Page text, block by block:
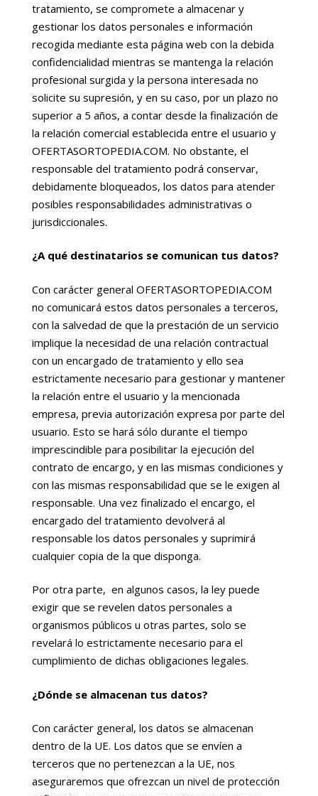
tratamiento, se compromete a almacenar y
gestionar los datos personales e información
recogida mediante esta página web con la debida
confidencialidad mientras se mantenga la relación
profesional surgida y la persona interesada no
solicite su supresión, y en su caso, por un plazo no
superior a 5 años, a contar desde la finalización de
la relación comercial establecida entre el usuario y
OFERTASORTOPEDIA.COM. No obstante, el
responsable del tratamiento podrá conservar,
debidamente bloqueados, los datos para atender
posibles responsabilidades administrativas o
jurisdiccionales.
¿A qué destinatarios se comunican tus datos?
Con carácter general OFERTASORTOPEDIA.COM
no comunicará estos datos personales a terceros,
con la salvedad de que la prestación de un servicio
implique la necesidad de una relación contractual
con un encargado de tratamiento y ello sea
estrictamente necesario para gestionar y mantener
la relación entre el usuario y la mencionada
empresa, previa autorización expresa por parte del
usuario. Esto se hará sólo durante el tiempo
imprescindible para posibilitar la ejecución del
contrato de encargo, y en las mismas condiciones y
con las mismas responsabilidad que se le exigen al
responsable. Una vez finalizado el encargo, el
encargado del tratamiento devolverá al
responsable los datos personales y suprimirá
cualquier copia de la que disponga.
Por otra parte, en algunos casos, la ley puede
exigir que se revelen datos personales a
organismos públicos u otras partes, solo se
revelará lo estrictamente necesario para el
cumplimiento de dichas obligaciones legales.
¿Dónde se almacenan tus datos?
Con carácter general, los datos se almacenan
dentro de la UE. Los datos que se envíen a
terceros que no pertenezcan a la UE, nos
aseguraremos que ofrezcan un nivel de protección